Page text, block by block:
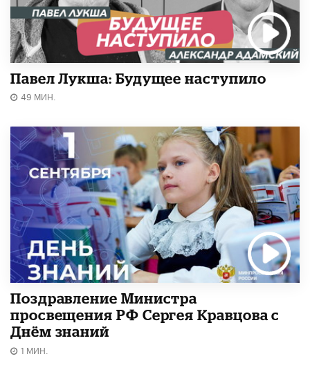
Павел Лукша: Будущее наступило
49 МИН.
Поздравление Министра
просвещения РФ Сергея Кравцова с
Днём знаний
1 МИН.